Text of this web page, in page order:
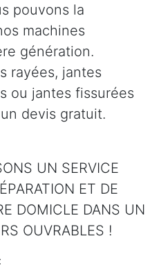
pouvons la
machines
génération.
rayées, jantes
ou jantes fissurées
devis gratuit.
UN SERVICE
ET DE
DOMICLE DANS UN
OUVRABLES !